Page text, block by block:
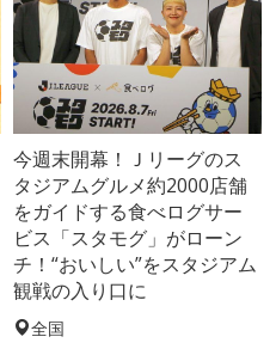
今週末開幕！Ｊリーグのス
タジアムグルメ約2000店舗
をガイドする食べログサー
ビス「スタモグ」がローン
チ！“おいしい”をスタジアム
観戦の入り口に
全国